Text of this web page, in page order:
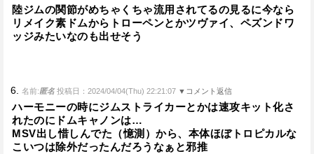
陸ジムの関節がめちゃくちゃ流用されてるの見るに今なら
リメイク素ドムからトローペンとかツヴァイ、ペズンドワ
ッジみたいなのも出せそう
6. 名前:匿名 投稿日：2024/04/04(Thu) 22:21:07 ▼コメント返信
ハーモニーの時にジムストライカーとかは速攻キット化さ
れたのにドムキャノンは…
MSV出し惜しんでた（憶測）から、本体ほぼトロピカルな
こいつは除外だったんだろうなぁと邪推